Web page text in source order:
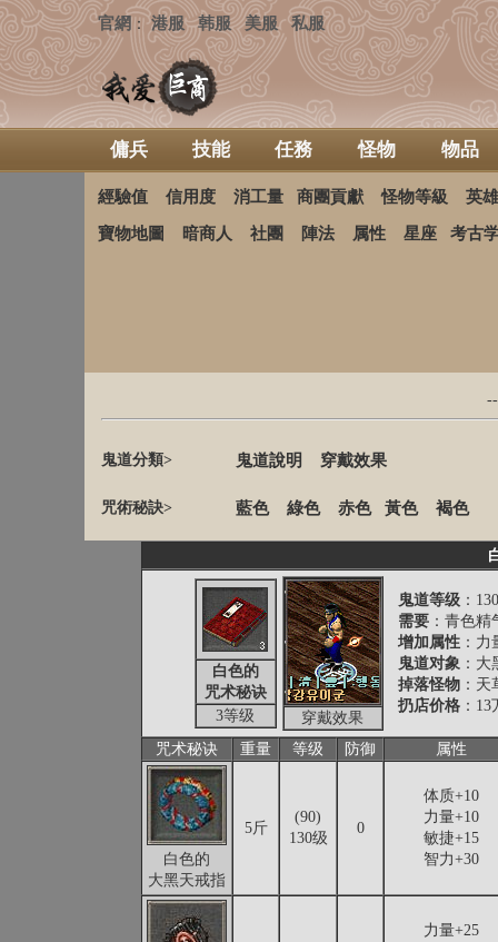
官網 ：港服 韩服 美服 私服
傭兵 技能 任務 怪物 物品
經驗值 信用度 消工量 商團貢獻 怪物等級 英
寶物地圖 暗商人 社團 陣法 属性 星座 考古
鬼道分類> 鬼道說明 穿戴效果
咒術秘訣> 藍色 綠色 赤色 黃色 褐色
白色的
咒术秘诀
3等级
穿戴效果
鬼道等级：130
需要：青色精
增加属性：力
鬼道对象：大
掉落怪物：天
扔店价格：13
咒术秘诀 重量 等级 防御 属性
白色的
大黑天戒指
5斤
(90)
130级
0
体质+10
力量+10
敏捷+15
智力+30
力量+25